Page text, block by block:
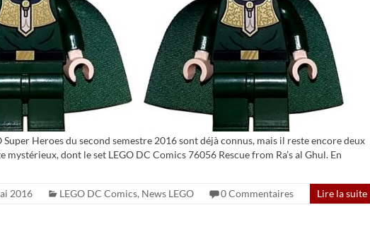
Super Heroes du second semestre 2016 sont déjà connus, mais il reste encore deux
mystérieux, dont le set LEGO DC Comics 76056 Rescue from Ra’s al Ghul. En
2016 LEGO DC Comics, News LEGO 0 Commentaires Lire la suite